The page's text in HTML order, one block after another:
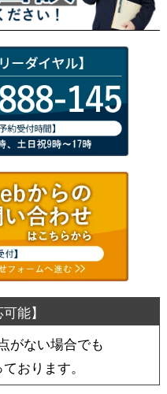
がない場合でも
おります。